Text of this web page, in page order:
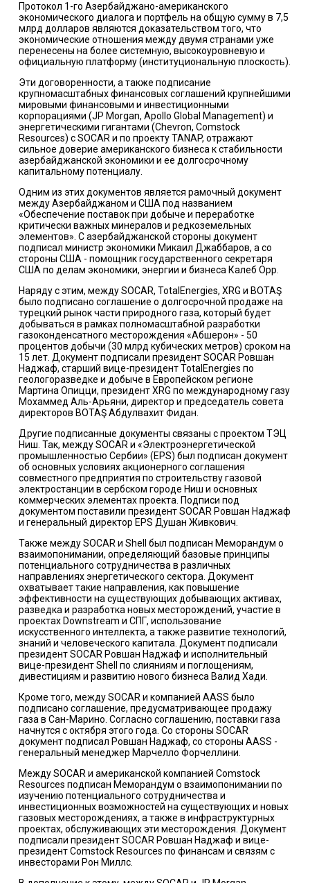
Протокол 1-го Азербайджано-американского
экономического диалога и портфель на общую сумму в 7,5
млрд долларов являются доказательством того, что
экономические отношения между двумя странами уже
перенесены на более системную, высокоуровневую и
официальную платформу (институциональную плоскость).
Эти договоренности, а также подписание
крупномасштабных финансовых соглашений крупнейшими
мировыми финансовыми и инвестиционными
корпорациями (JP Morgan, Apollo Global Management) и
энергетическими гигантами (Chevron, Comstock
Resources) с SOCAR и по проекту TANAP, отражают
сильное доверие американского бизнеса к стабильности
азербайджанской экономики и ее долгосрочному
капитальному потенциалу.
Одним из этих документов является рамочный документ
между Азербайджаном и США под названием
«Обеспечение поставок при добыче и переработке
критически важных минералов и редкоземельных
элементов». С азербайджанской стороны документ
подписал министр экономики Микаил Джаббаров, а со
стороны США - помощник государственного секретаря
США по делам экономики, энергии и бизнеса Калеб Орр.
Наряду с этим, между SOCAR, TotalEnergies, XRG и BOTAŞ
было подписано соглашение о долгосрочной продаже на
турецкий рынок части природного газа, который будет
добываться в рамках полномасштабной разработки
газоконденсатного месторождения «Абшерон» - 50
процентов добычи (30 млрд кубических метров) сроком на
15 лет. Документ подписали президент SOCAR Ровшан
Наджаф, старший вице-президент TotalEnergies по
геологоразведке и добыче в Европейском регионе
Мартина Опицци, президент XRG по международному газу
Мохаммед Аль-Арьяни, директор и председатель совета
директоров BOTAŞ Абдулвахит Фидан.
Другие подписанные документы связаны с проектом ТЭЦ
Ниш. Так, между SOCAR и «Электроэнергетической
промышленностью Сербии» (EPS) был подписан документ
об основных условиях акционерного соглашения
совместного предприятия по строительству газовой
электростанции в сербском городе Ниш и основных
коммерческих элементах проекта. Подписи под
документом поставили президент SOCAR Ровшан Наджаф
и генеральный директор EPS Душан Живкович.
Также между SOCAR и Shell был подписан Меморандум о
взаимопонимании, определяющий базовые принципы
потенциального сотрудничества в различных
направлениях энергетического сектора. Документ
охватывает такие направления, как повышение
эффективности на существующих добывающих активах,
разведка и разработка новых месторождений, участие в
проектах Downstream и СПГ, использование
искусственного интеллекта, а также развитие технологий,
знаний и человеческого капитала. Документ подписали
президент SOCAR Ровшан Наджаф и исполнительный
вице-президент Shell по слияниям и поглощениям,
дивестициям и развитию нового бизнеса Валид Хади.
Кроме того, между SOCAR и компанией AASS было
подписано соглашение, предусматривающее продажу
газа в Сан-Марино. Согласно соглашению, поставки газа
начнутся с октября этого года. Со стороны SOCAR
документ подписал Ровшан Наджаф, со стороны AASS -
генеральный менеджер Марчелло Форчеллини.
Между SOCAR и американской компанией Comstock
Resources подписан Меморандум о взаимопонимании по
изучению потенциального сотрудничества и
инвестиционных возможностей на существующих и новых
газовых месторождениях, а также в инфраструктурных
проектах, обслуживающих эти месторождения. Документ
подписали президент SOCAR Ровшан Наджаф и вице-
президент Comstock Resources по финансам и связям с
инвесторами Рон Миллс.